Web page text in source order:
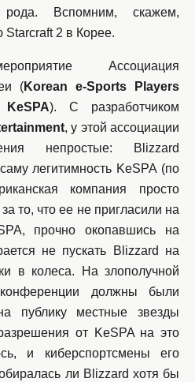
рода. Вспомним, скажем,
2 в Корее.
Ассоциация
(Korean e-Sports Players
KeSPA). С разработчиком
, у этой ассоциации
непростые: Blizzard
легитимность KeSPA (по
компания просто
то, что ее не пригласили на
прочно окопавшись на
не пускать Blizzard на
в колеса. На злополучной
конференции должны были
публику местные звезды
от KeSPA на это
и киберспортсмены его
ли Blizzard хотя бы